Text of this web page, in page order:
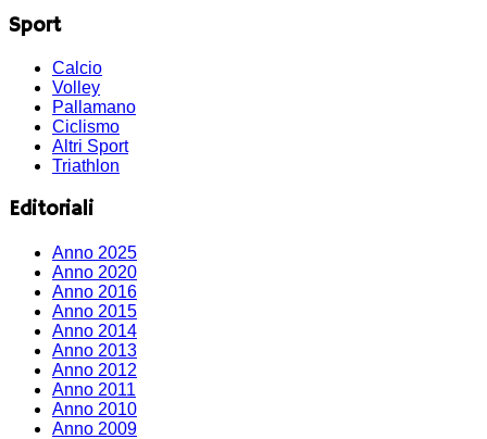
Sport
Calcio
Volley
Pallamano
Ciclismo
Altri Sport
Triathlon
Editoriali
Anno 2025
Anno 2020
Anno 2016
Anno 2015
Anno 2014
Anno 2013
Anno 2012
Anno 2011
Anno 2010
Anno 2009